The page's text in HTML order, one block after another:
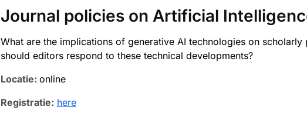
Journal policies on Artificial
What are the implications of generative AI technologies on
should editors respond to these technical developments?
Locatie: online
Registratie: here